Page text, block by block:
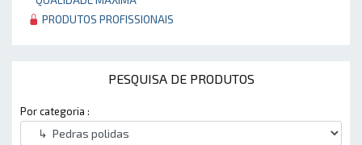
PRODUTOS PROFISSIONAIS
PESQUISA DE PRODUTOS
Por categoria :